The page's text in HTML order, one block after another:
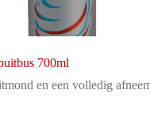
700ml
en een volledig